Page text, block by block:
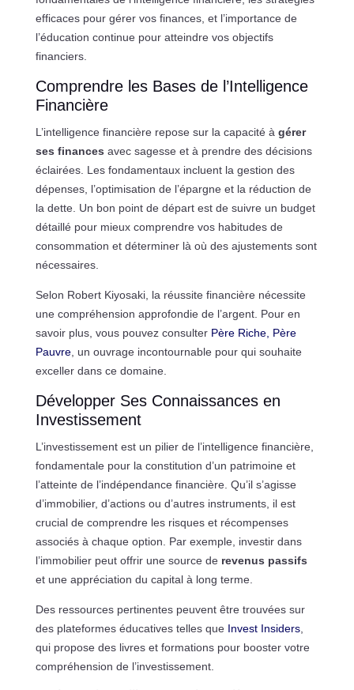
efficaces pour gérer vos finances, et l’importance de
l’éducation continue pour atteindre vos objectifs
financiers.
Comprendre les Bases de l’Intelligence
Financière
L’intelligence financière repose sur la capacité à gérer
ses finances avec sagesse et à prendre des décisions
éclairées. Les fondamentaux incluent la gestion des
dépenses, l’optimisation de l’épargne et la réduction de
la dette. Un bon point de départ est de suivre un budget
détaillé pour mieux comprendre vos habitudes de
consommation et déterminer là où des ajustements sont
nécessaires.
Selon Robert Kiyosaki, la réussite financière nécessite
une compréhension approfondie de l’argent. Pour en
savoir plus, vous pouvez consulter Père Riche, Père
Pauvre, un ouvrage incontournable pour qui souhaite
exceller dans ce domaine.
Développer Ses Connaissances en
Investissement
L’investissement est un pilier de l’intelligence financière,
fondamentale pour la constitution d’un patrimoine et
l’atteinte de l’indépendance financière. Qu’il s’agisse
d’immobilier, d’actions ou d’autres instruments, il est
crucial de comprendre les risques et récompenses
associés à chaque option. Par exemple, investir dans
l’immobilier peut offrir une source de revenus passifs
et une appréciation du capital à long terme.
Des ressources pertinentes peuvent être trouvées sur
des plateformes éducatives telles que Invest Insiders,
qui propose des livres et formations pour booster votre
compréhension de l’investissement.